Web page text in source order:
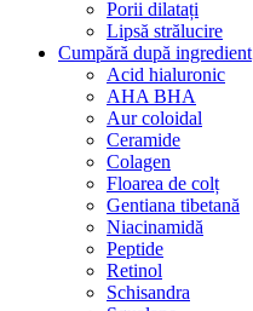
Porii dilatați
Lipsă strălucire
Cumpără după ingredient
Acid hialuronic
AHA BHA
Aur coloidal
Ceramide
Colagen
Floarea de colț
Gentiana tibetană
Niacinamidă
Peptide
Retinol
Schisandra